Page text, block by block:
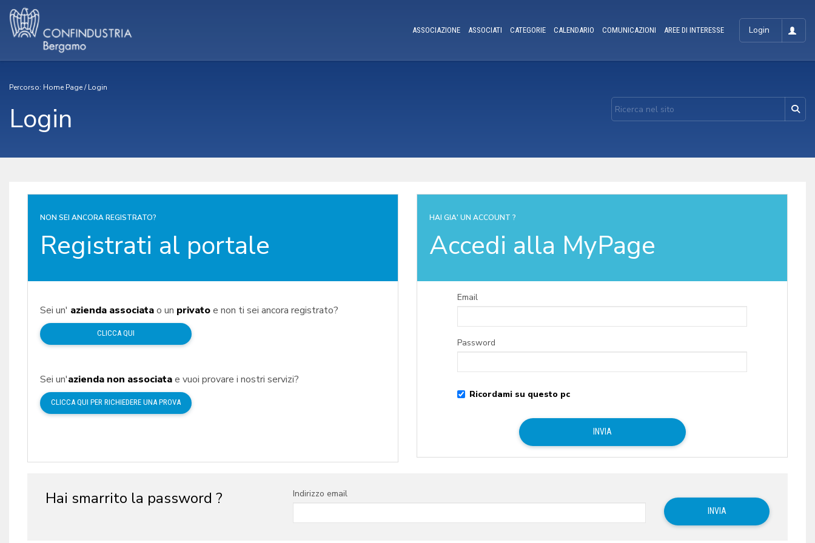
Login
ASSOCIAZIONE ASSOCIATI CATEGORIE CALENDARIO COMUNICAZIONI AREE DI INTERESSE
Percorso: Home Page/Login
Login
NON SEI ANCORA REGISTRATO?
Registrati al portale
Sei un' azienda associatao un privatoe non ti sei ancora registrato?
CLICCA QUI
Sei un'azienda non associatae vuoi provare i nostri servizi?
CLICCA QUI PER RICHIEDERE UNA PROVA
HAI GIA' UN ACCOUNT ?
Accedi alla MyPage
Email
Password
Ricordami su questo pc
Hai smarrito la password ? Indirizzo email